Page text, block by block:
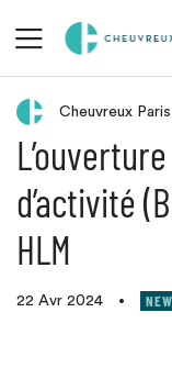
Retour aux
Cheuvreux Paris
d’activité
HLM
22 Avr 2024 •